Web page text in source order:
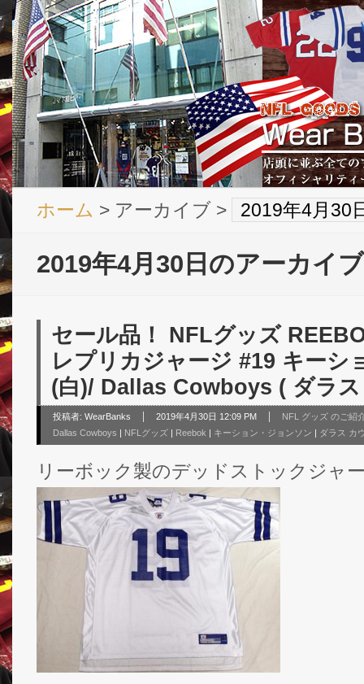
ホーム > アーカイブ > 2019年4月30
2019年4月30日のアーカイブ
セール品！ NFLグッズ
レプリカジャージ #19 キーシ
(白)/ Dallas Cowboys ( ダラ
投稿者: WearBanks 2019年4月30日 12:09 PM
NFL グッズ のご紹
Dallas Cowboys | NFLグッズ | Reebok | キーション・ジョンソン | ダラス カ
リーボック製のデッドストックジャ